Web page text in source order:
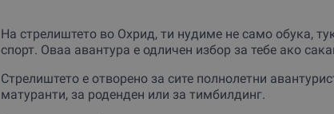
На стрелиштето во Охрид, ти нудиме не само обука,
спорт. Оваа авантура е одличен избор за тебе ако
Стрелиштето е отворено за сите полнолетни
матуранти, за роденден или за тимбилдинг.